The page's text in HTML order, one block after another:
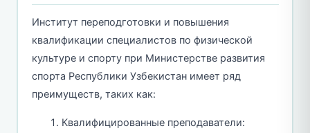
Институт переподготовки и повышения
квалификации специалистов по физической
культуре и спорту при Министерстве развития
спорта Республики Узбекистан имеет ряд
преимуществ, таких как:
Квалифицированные преподаватели: